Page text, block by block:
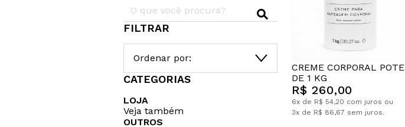
FILTRAR
Ordenar por:
CATEGORIAS
LOJA
Veja também
OUTROS
CREME CORPORAL POTE
DE 1 KG
R$ 260,00
6x de R$ 54,20 com juros ou
3x de R$ 86,67 sem juros.